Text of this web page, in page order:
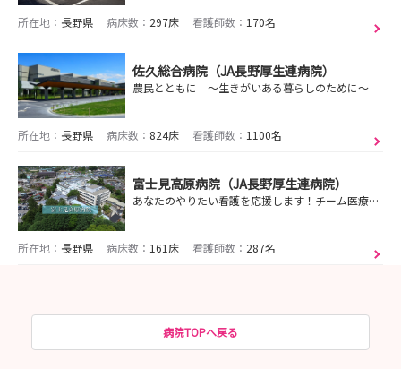
所在地： 長野県 病床数： 297床 看護師数： 170名
佐久総合病院（JA長野厚生連病院）
農民とともに ～生きがいある暮らしのために～
所在地： 長野県 病床数： 824床 看護師数： 1100名
富士見高原病院（JA長野厚生連病院）
あなたのやりたい看護を応援します！チーム医療を推進し、地域を支えるつなぐ看護を実践しています。
所在地： 長野県 病床数： 161床 看護師数： 287名
病院TOPへ戻る